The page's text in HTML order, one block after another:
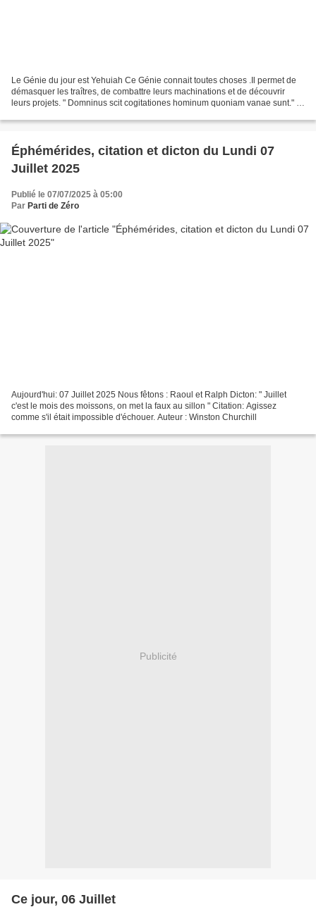
Le Génie du jour est Yehuiah Ce Génie connait toutes choses .Il permet de
démasquer les traîtres, de combattre leurs machinations et de découvrir
leurs projets. " Domninus scit cogitationes hominum quoniam vanae sunt." (
Éphémérides, citation et dicton du Lundi 07
Juillet 2025
Publié le 07/07/2025 à 05:00
Par Parti de Zéro
Aujourd'hui: 07 Juillet 2025 Nous fêtons : Raoul et Ralph Dicton: " Juillet
c'est le mois des moissons, on met la faux au sillon " Citation: Agissez
comme s'il était impossible d'échouer. Auteur : Winston Churchill
Publicité
Ce jour, 06 Juillet